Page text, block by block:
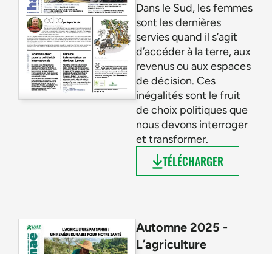
Dans le Sud, les femmes
sont les dernières
servies quand il s’agit
d’accéder à la terre, aux
revenus ou aux espaces
de décision. Ces
inégalités sont le fruit
de choix politiques que
nous devons interroger
et transformer.
TÉLÉCHARGER
Automne 2025 -
L’agriculture